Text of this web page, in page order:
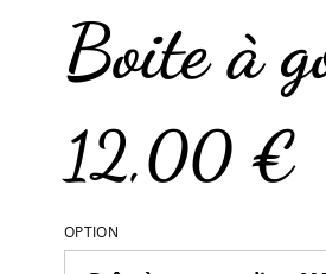
Boite à
12,00 €
OPTION